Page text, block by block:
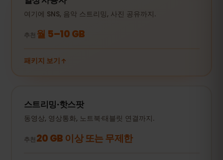
여기에 SNS, 음악 스트리밍, 사진 공유까지.
추천 월 5–10 GB
패키지 보기
스트리밍·핫스팟
동영상, 영상통화, 노트북·태블릿 연결까지.
추천 20 GB 이상 또는 무제한